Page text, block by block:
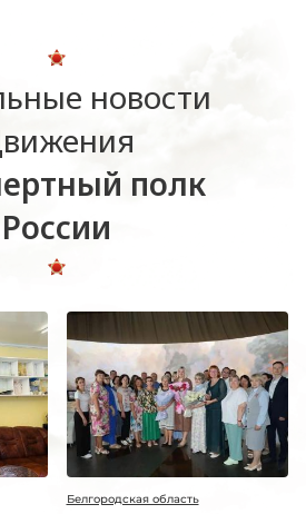
новости
полк
России
Белгородская область